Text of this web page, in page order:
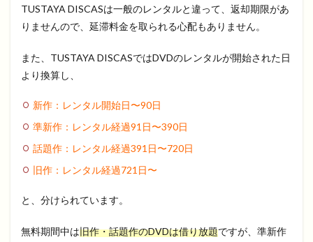
TUSTAYA DISCASは一般のレンタルと違って、返却期限があ
りませんので、延滞料金を取られる心配もありません。
また、TUSTAYA DISCASではDVDのレンタルが開始された日
より換算し、
新作：レンタル開始日〜90日
準新作：レンタル経過91 日〜390日
話題作：レンタル経過391 日〜720日
旧作：レンタル経過721 日〜
と、分けられています。
無料期間中は旧作・話題作のDVDは借り放題ですが、準新作